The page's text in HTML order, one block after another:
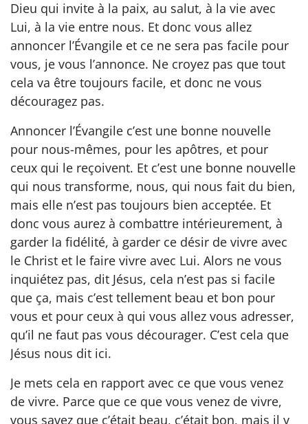
Dieu qui invite à la paix, au salut, à la vie avec
Lui, à la vie entre nous. Et donc vous allez
annoncer l’Évangile et ce ne sera pas facile pour
vous, je vous l’annonce. Ne croyez pas que tout
cela va être toujours facile, et donc ne vous
découragez pas.
Annoncer l’Évangile c’est une bonne nouvelle
pour nous-mêmes, pour les apôtres, et pour
ceux qui le reçoivent. Et c’est une bonne nouvelle
qui nous transforme, nous, qui nous fait du bien,
mais elle n’est pas toujours bien acceptée. Et
donc vous aurez à combattre intérieurement, à
garder la fidélité, à garder ce désir de vivre avec
le Christ et le faire vivre avec Lui. Alors ne vous
inquiétez pas, dit Jésus, cela n’est pas si facile
que ça, mais c’est tellement beau et bon pour
vous et pour ceux à qui vous allez vous adresser,
qu’il ne faut pas vous décourager. C’est cela que
Jésus nous dit ici.
Je mets cela en rapport avec ce que vous venez
de vivre. Parce que ce que vous venez de vivre,
vous savez que c’était beau, c’était bon, mais il y